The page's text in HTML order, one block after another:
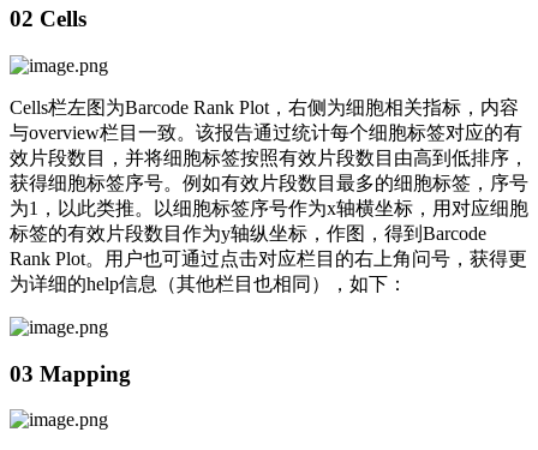
02 Cells
Cells栏左图为Barcode Rank Plot，右侧为细胞相关指标，内容
与overview栏目一致。该报告通过统计每个细胞标签对应的有
效片段数目，并将细胞标签按照有效片段数目由高到低排序，
获得细胞标签序号。例如有效片段数目最多的细胞标签，序号
为1，以此类推。以细胞标签序号作为x轴横坐标，用对应细胞
标签的有效片段数目作为y轴纵坐标，作图，得到Barcode
Rank Plot。用户也可通过点击对应栏目的右上角问号，获得更
为详细的help信息（其他栏目也相同），如下：
03 Mapping